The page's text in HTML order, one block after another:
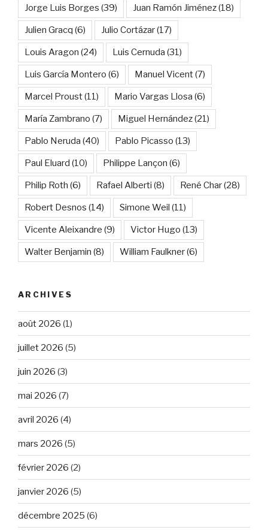
Jorge Luis Borges (39) Juan Ramón Jiménez(18)
Julien Gracq (6) Julio Cortázar(17)
Louis Aragon (24) Luis Cernuda (31)
Luis García Montero (6) Manuel Vicent(7)
Marcel Proust(11) Mario Vargas Llosa (6)
María Zambrano (7) Miguel Hernández(21)
Pablo Neruda (40) Pablo Picasso (13)
Paul Eluard (10) Philippe Lançon (6)
Philip Roth (6) Rafael Alberti (8) René Char(28)
Robert Desnos (14) Simone Weil (11)
Vicente Aleixandre (9) Victor Hugo (13)
Walter Benjamin (8) William Faulkner(6)
ARCHIVES
août 2026 (1)
juillet 2026 (5)
juin 2026 (3)
mai 2026 (7)
avril 2026 (4)
mars 2026 (5)
février 2026 (2)
janvier 2026 (5)
décembre 2025 (6)